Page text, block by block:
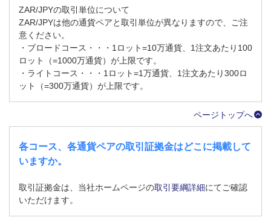
ZAR/JPYの取引単位について
ZAR/JPYは他の通貨ペアと取引単位が異なりますので、ご注
意ください。
・ブロードコース・・・1ロット=10万通貨、1注文あたり100
ロット（=1000万通貨）が上限です。
・ライトコース・・・1ロット=1万通貨、1注文あたり300ロ
ット（=300万通貨）が上限です。
ページトップへ
各コース、各通貨ペアの取引証拠金はどこに掲載して
いますか。
取引証拠金は、当社ホームページの取引要綱詳細にてご確認
いただけます。